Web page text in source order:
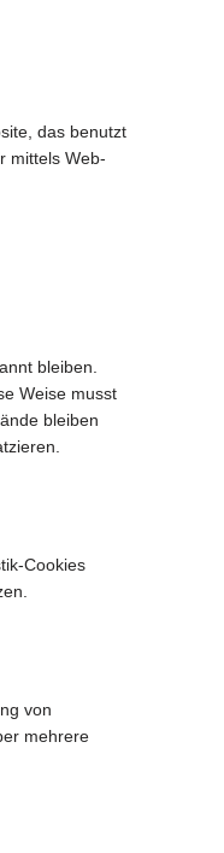
das benutzt
mittels Web-
bleiben.
Weise musst
bleiben
Cookies
von
mehrere